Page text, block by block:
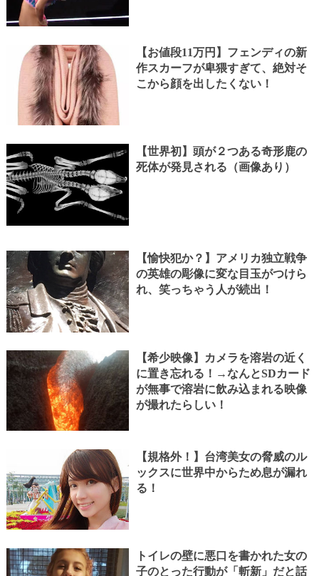
【お値段11万円】フェンディの新
作スカーフが卑猥すぎて、絶対そ
こから顔を出したくない！
【世界初】頭が２つある奇形鹿の
死体が発見される（画像あり）
【愉快犯か？】アメリカ独立戦争
の英雄の彫像に変な目玉がつけら
れ、笑っちゃう人が続出！
【希少映像】カメラを溶岩の近く
に置き忘れる！→なんとSDカード
が無事で溶岩に飲み込まれる映像
が撮れたらしい！
【規格外！】台湾美女の脅威のル
ックスに世界中からため息が漏れ
る！
トイレの壁に悪口を書かれた女の
子のとった行動が「斬新」だと話